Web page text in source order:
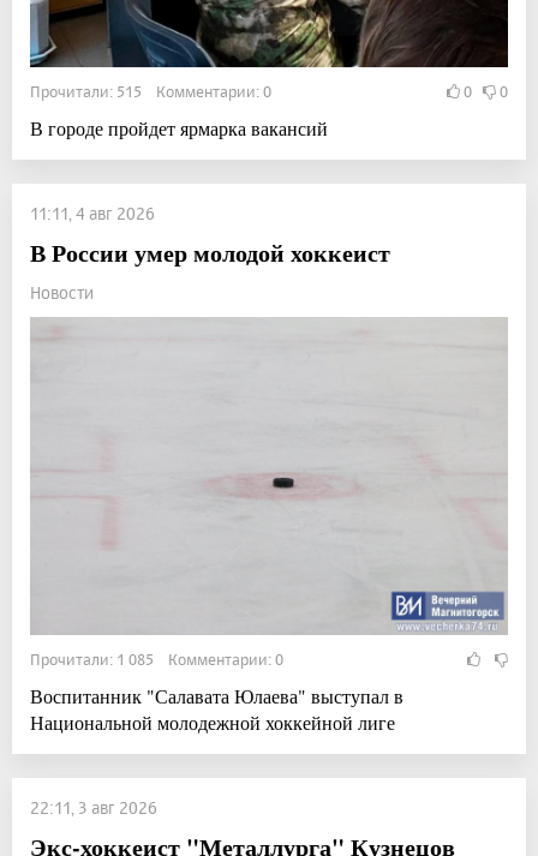
Прочитали: 515 Комментарии: 0 0 0
В городе пройдет ярмарка вакансий
11:11, 4 авг 2026
В России умер молодой хоккеист
Новости
Прочитали: 1 085 Комментарии: 0
Воспитанник "Салавата Юлаева" выступал в
Национальной молодежной хоккейной лиге
22:11, 3 авг 2026
Экс-хоккеист "Металлурга" Кузнецов